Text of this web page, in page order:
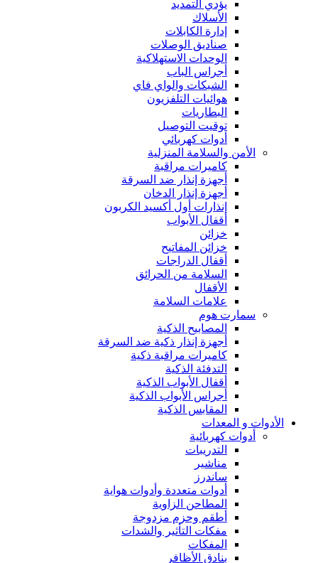
يؤدي التمديد
الأسلاك
إدارة الكابلات
صناديق الوصلات
الوحدات الاستهلاكية
أجراس الباب
الشبكات والواي فاي
هوائيات التلفزيون
البطاريات
توقيت التوصيل
أدوات كهربائي
الأمن والسلامة المنزلية
كاميرات مراقبة
أجهزة إنذار ضد السرقة
أجهزة إنذار الدخان
إنذارات أول أكسيد الكربون
أقفال الأبواب
خزائن
خزائن المفاتيح
أقفال الدراجات
السلامة من الحرائق
الأقفال
علامات السلامة
سمارت هوم
المصابيح الذكية
أجهزة إنذار ذكية ضد السرقة
كاميرات مراقبة ذكية
التدفئة الذكية
أقفال الأبواب الذكية
أجراس الأبواب الذكية
المقابس الذكية
الأدوات و المعدات
أدوات كهربائية
التدريبات
مناشير
ساندرز
أدوات متعددة وأدوات هواية
المطاحن الزاوية
أطقم وحزم مزدوجة
مفكات التأثير والشدات
المفكات
بنادق الأظافر